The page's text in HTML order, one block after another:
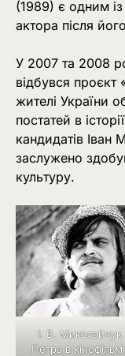
(1989) є одним
актора після
У 2007 та 2008
відбувся проєкт
жителі України
постатей в
кандидатів Іван
заслужено
культуру.
І. В. Миколайчук
Петра в